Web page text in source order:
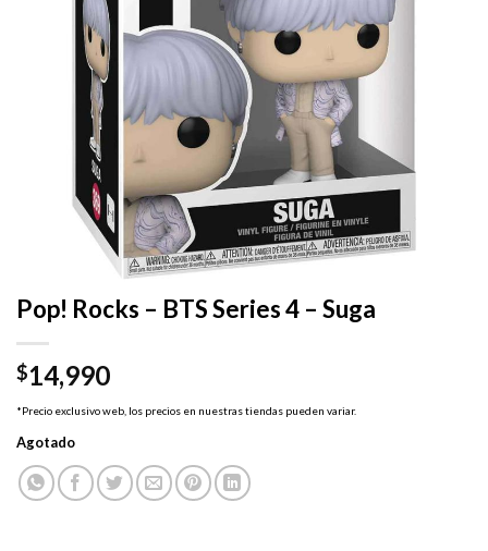
Pop! Rocks – BTS Series 4 – Suga
$14,990
*Precio exclusivo web, los precios en nuestras tiendas pueden variar.
Agotado